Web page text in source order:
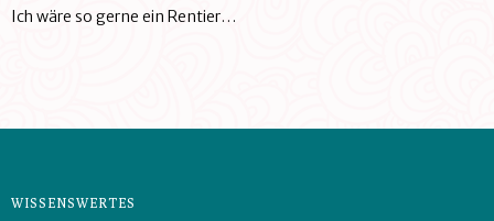
Ich wäre so gerne ein Rentier…
WISSENSWERTES